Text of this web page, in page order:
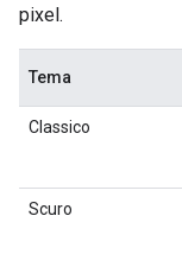
pixel.
Tema
Classico
Scuro